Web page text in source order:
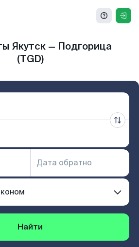
Якутск — Подгорица
(TGD)
Найти